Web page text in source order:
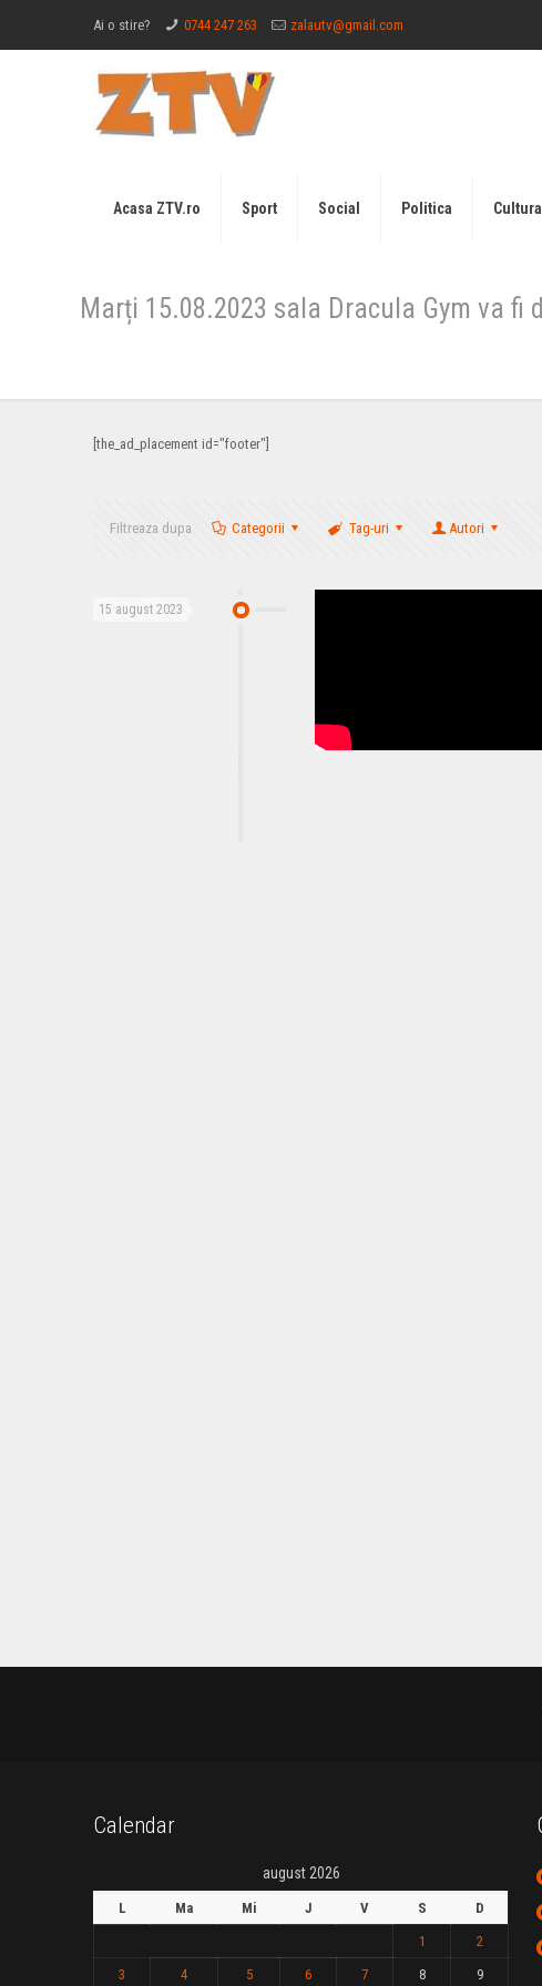
Ai o stire? 0744 247 263 zalautv@gmail.com
Acasa ZTV.ro Sport Social Politica Cultura
Marți 15.08.2023 sala Dracula Gym va fi
[the_ad_placement id="footer"]
Filtreaza dupa Categorii Tag-uri Autori
15 august 2023
Calendar
august 2026
L Ma Mi J V S
D
1
2
3
4 5 6 7 8 9